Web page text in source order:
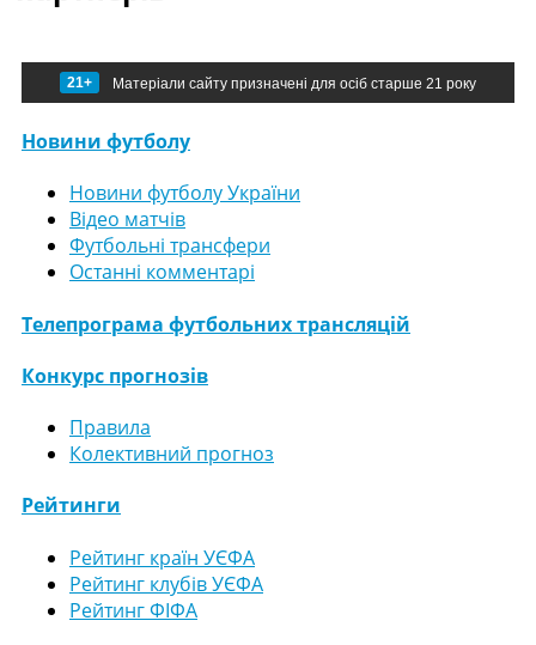
21+ Матеріали сайту призначені для осіб старше 21 року
Новини футболу
Новини футболу України
Відео матчів
Футбольні трансфери
Останні комментарі
Телепрограма футбольних трансляцій
Конкурс прогнозів
Правила
Колективний прогноз
Рейтинги
Рейтинг країн УЄФА
Рейтинг клубів УЄФА
Рейтинг ФІФА